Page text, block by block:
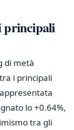
principali
di metà
i principali
lo +0.64%,
tra gli